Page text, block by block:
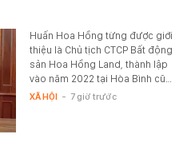
Huấn Hoa Hồng từng được giới
thiệu là Chủ tịch CTCP Bất động
sản Hoa Hồng Land, thành lập
vào năm 2022 tại Hòa Bình cũ…
XÃ HỘI - 7 giờ trước